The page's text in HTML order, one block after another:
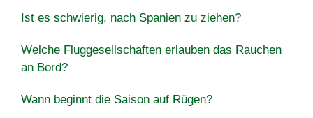
Ist es schwierig, nach Spanien zu ziehen?
Welche Fluggesellschaften erlauben das Rauchen
an Bord?
Wann beginnt die Saison auf Rügen?